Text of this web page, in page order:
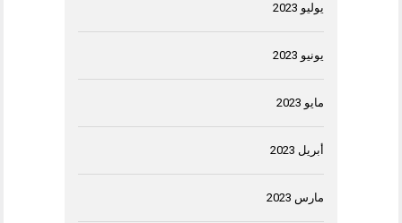
يوليو 2023
يونيو 2023
مايو 2023
أبريل 2023
مارس 2023